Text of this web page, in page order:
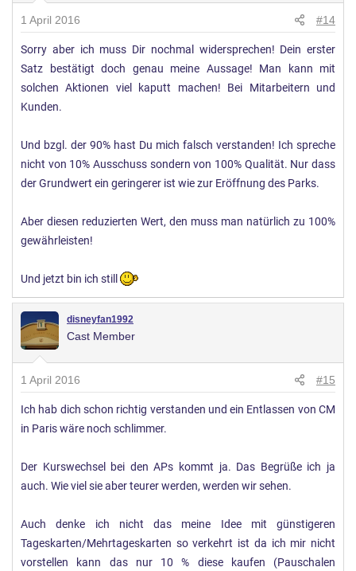
1 April 2016 #14
Sorry aber ich muss Dir nochmal widersprechen! Dein erster
Satz bestätigt doch genau meine Aussage! Man kann mit
solchen Aktionen viel kaputt machen! Bei Mitarbeitern und
Kunden.
Und bzgl. der 90% hast Du mich falsch verstanden! Ich spreche
nicht von 10% Ausschuss sondern von 100% Qualität. Nur dass
der Grundwert ein geringerer ist wie zur Eröffnung des Parks.
Aber diesen reduzierten Wert, den muss man natürlich zu 100%
gewährleisten!
Und jetzt bin ich still
disneyfan1992
Cast Member
1 April 2016 #15
Ich hab dich schon richtig verstanden und ein Entlassen von CM
in Paris wäre noch schlimmer.
Der Kurswechsel bei den APs kommt ja. Das Begrüße ich ja
auch. Wie viel sie aber teurer werden, werden wir sehen.
Auch denke ich nicht das meine Idee mit günstigeren
Tageskarten/Mehrtageskarten so verkehrt ist da ich mir nicht
vorstellen kann das nur 10 % diese kaufen (Pauschalen